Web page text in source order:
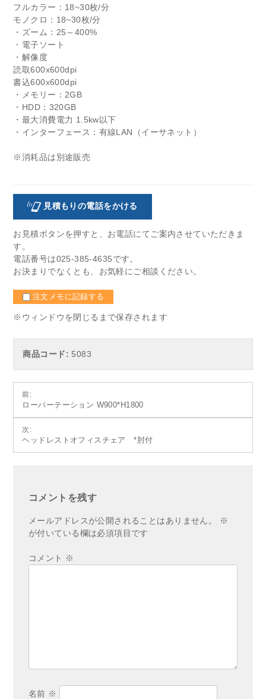
フルカラー：18~30枚/分
モノクロ：18~30枚/分
・ズーム：25～400%
・電子ソート
・解像度
読取600x600dpi
書込600x600dpi
・メモリー：2GB
・HDD：320GB
・最大消費電力 1.5kw以下
・インターフェース：有線LAN（イーサネット）
※消耗品は別途販売
見積もりの電話をかける
お見積ボタンを押すと、お電話にてご案内させていただきま
す。
電話番号は025-385-4635です。
お決まりでなくとも、お気軽にご相談ください。
注文メモに記録する
※ウィンドウを閉じるまで保存されます
商品コード: 5083
投
稿
ナ
ビ
前:
ローパーテーション W900*H1800
次:
ヘッドレストオフィスチェア *肘付
コメントを残す
メールアドレスが公開されることはありません。
※
が付いている欄は必須項目です
コメント ※
名前 ※